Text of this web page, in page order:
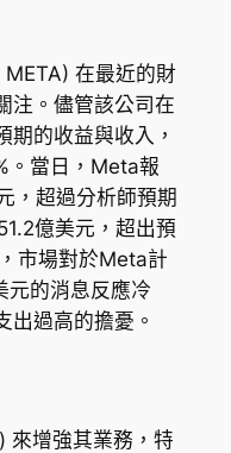
在最近的財
注。儘管該公司在
期的收益與收入，
。當日，Meta報
，超過分析師預期
億美元，超出預
市場對於Meta計
元的消息反應冷
出過高的擔憂。
來增強其業務，特